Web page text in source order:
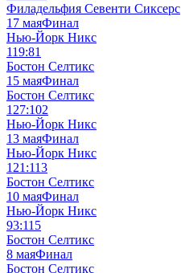
Филадельфия Севенти Сиксерс
17 маяФинал
Нью-Йорк Никс
119:81
Бостон Селтикс
15 маяФинал
Бостон Селтикс
127:102
Нью-Йорк Никс
13 маяФинал
Нью-Йорк Никс
121:113
Бостон Селтикс
10 маяФинал
Нью-Йорк Никс
93:115
Бостон Селтикс
8 маяФинал
Бостон Селтикс